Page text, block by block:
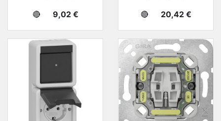
🔴
Prix
9,02 €
🔴
Prix
20,42 €